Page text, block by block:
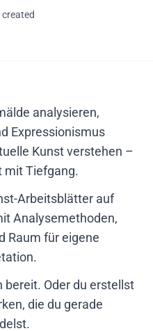
analysieren,
Expressionismus
Kunst verstehen –
mit Tiefgang.
Arbeitsblätter auf
Analysemethoden,
Raum für eigene
bereit. Oder du erstellst
die du gerade